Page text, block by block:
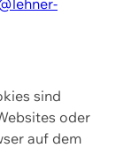
sind
oder
auf dem